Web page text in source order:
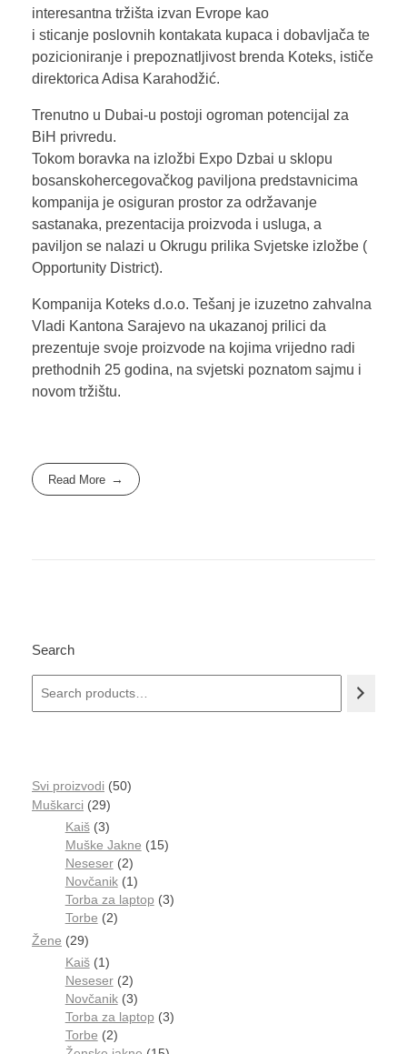
interesantna tržišta izvan Evrope kao
i sticanje poslovnih kontakata kupaca i dobavljača te
pozicioniranje i prepoznatljivost brenda Koteks, ističe
direktorica Adisa Karahodžić.
Trenutno u Dubai-u postoji ogroman potencijal za
BiH privredu.
Tokom boravka na izložbi Expo Dzbai u sklopu
bosanskohercegovačkog paviljona predstavnicima
kompanija je osiguran prostor za održavanje
sastanaka, prezentacija proizvoda i usluga, a
paviljon se nalazi u Okrugu prilika Svjetske izložbe (
Opportunity District).
Kompanija Koteks d.o.o. Tešanj je izuzetno zahvalna
Vladi Kantona Sarajevo na ukazanoj prilici da
prezentuje svoje proizvode na kojima vrijedno radi
prethodnih 25 godina, na svjetski poznatom sajmu i
novom tržištu.
Read More
Search
Svi proizvodi
50
Muškarci
29
Kaiš 3
Muške Jakne
15
Neseser 2
Novčanik 1
Torba za laptop
3
Torbe
2
Žene 29
Kaiš 1
Neseser 2
Novčanik 3
Torba za laptop
3
Torbe
2